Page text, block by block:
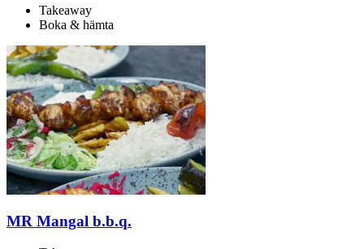
Takeaway
Boka & hämta
MR Mangal b.b.q.